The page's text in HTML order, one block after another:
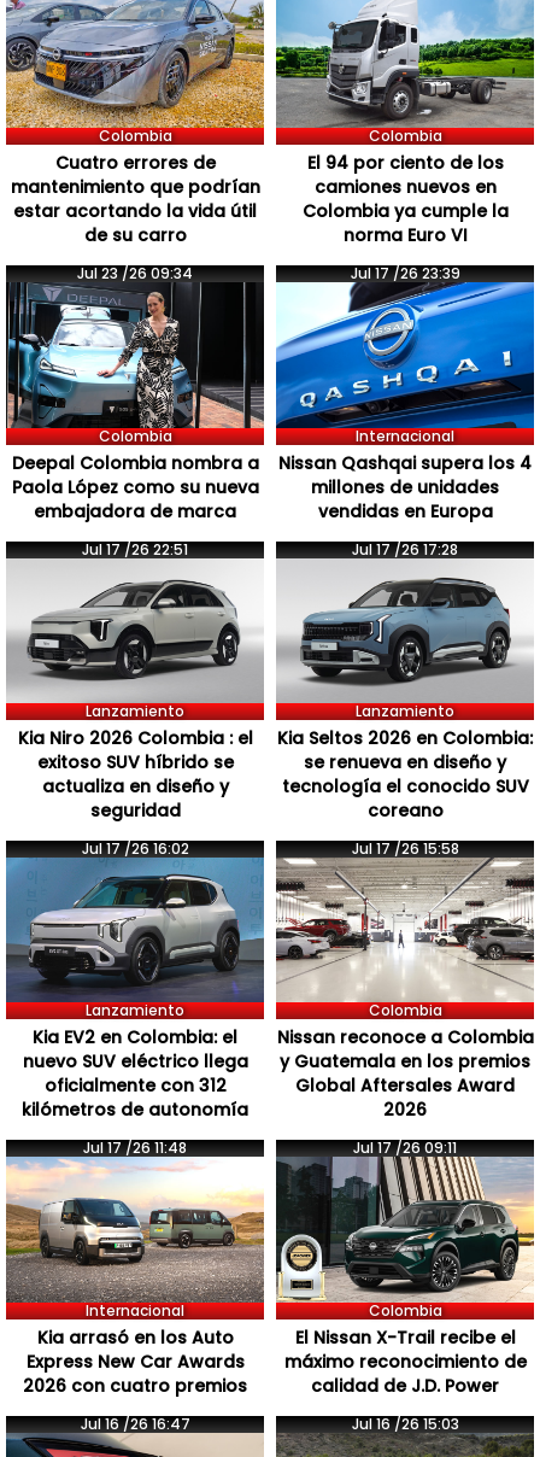
Colombia
Cuatro errores de
mantenimiento que podrían
estar acortando la vida útil
de su carro
Colombia
El 94 por ciento de los
camiones nuevos en
Colombia ya cumple la
norma Euro VI
Jul 23 /26 09:34
Colombia
Deepal Colombia nombra a
Paola López como su nueva
embajadora de marca
Jul 17 /26 23:39
Internacional
Nissan Qashqai supera los 4
millones de unidades
vendidas en Europa
Jul 17 /26 22:51
Lanzamiento
Kia Niro 2026 Colombia : el
exitoso SUV híbrido se
actualiza en diseño y
seguridad
Jul 17 /26 17:28
Lanzamiento
Kia Seltos 2026 en Colombia:
se renueva en diseño y
tecnología el conocido SUV
coreano
Jul 17 /26 16:02
Lanzamiento
Kia EV2 en Colombia: el
nuevo SUV eléctrico llega
oficialmente con 312
kilómetros de autonomía
Jul 17 /26 15:58
Colombia
Nissan reconoce a Colombia
y Guatemala en los premios
Global Aftersales Award
2026
Jul 17 /26 11:48
Internacional
Kia arrasó en los Auto
Express New Car Awards
2026 con cuatro premios
Jul 17 /26 09:11
Colombia
El Nissan X-Trail recibe el
máximo reconocimiento de
calidad de J.D. Power
Jul 16 /26 16:47 Jul 16 /26 15:03